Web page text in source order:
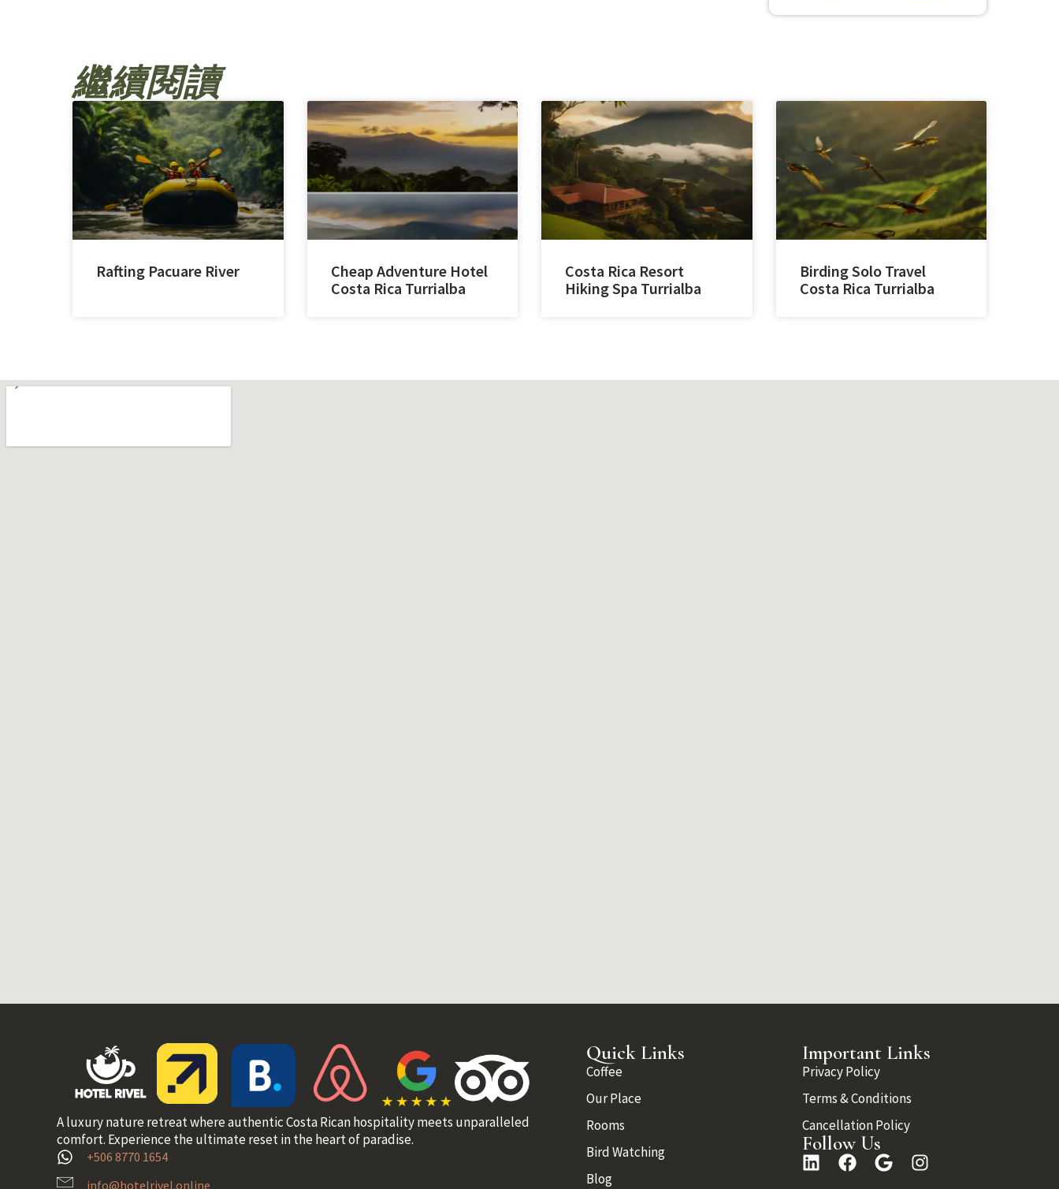
繼續閱讀
Rafting Pacuare River
Cheap Adventure Hotel
Costa Rica Turrialba
Costa Rica Resort
Hiking Spa Turrialba
Birding Solo Travel
Costa Rica Turrialba
A luxury nature retreat where authentic Costa Rican hospitality meets unparalleled
comfort. Experience the ultimate reset in the heart of paradise.
+506 8770 1654
info@hotelrivel.online
Quick Links
Coffee
Our Place
Rooms
Bird Watching
Blog
Important Links
Privacy Policy
Terms & Conditions
Cancellation Policy
Follow Us